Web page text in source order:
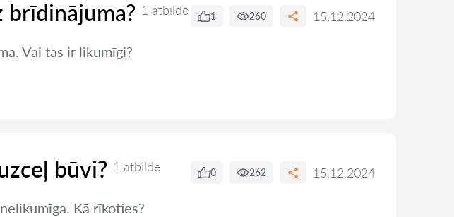
brīdinājuma? 1 atbilde 1 260 15.12.2024
Vai tas ir likumīgi?
būvi? 1 atbilde 0 262 15.12.2024
Kā rīkoties?